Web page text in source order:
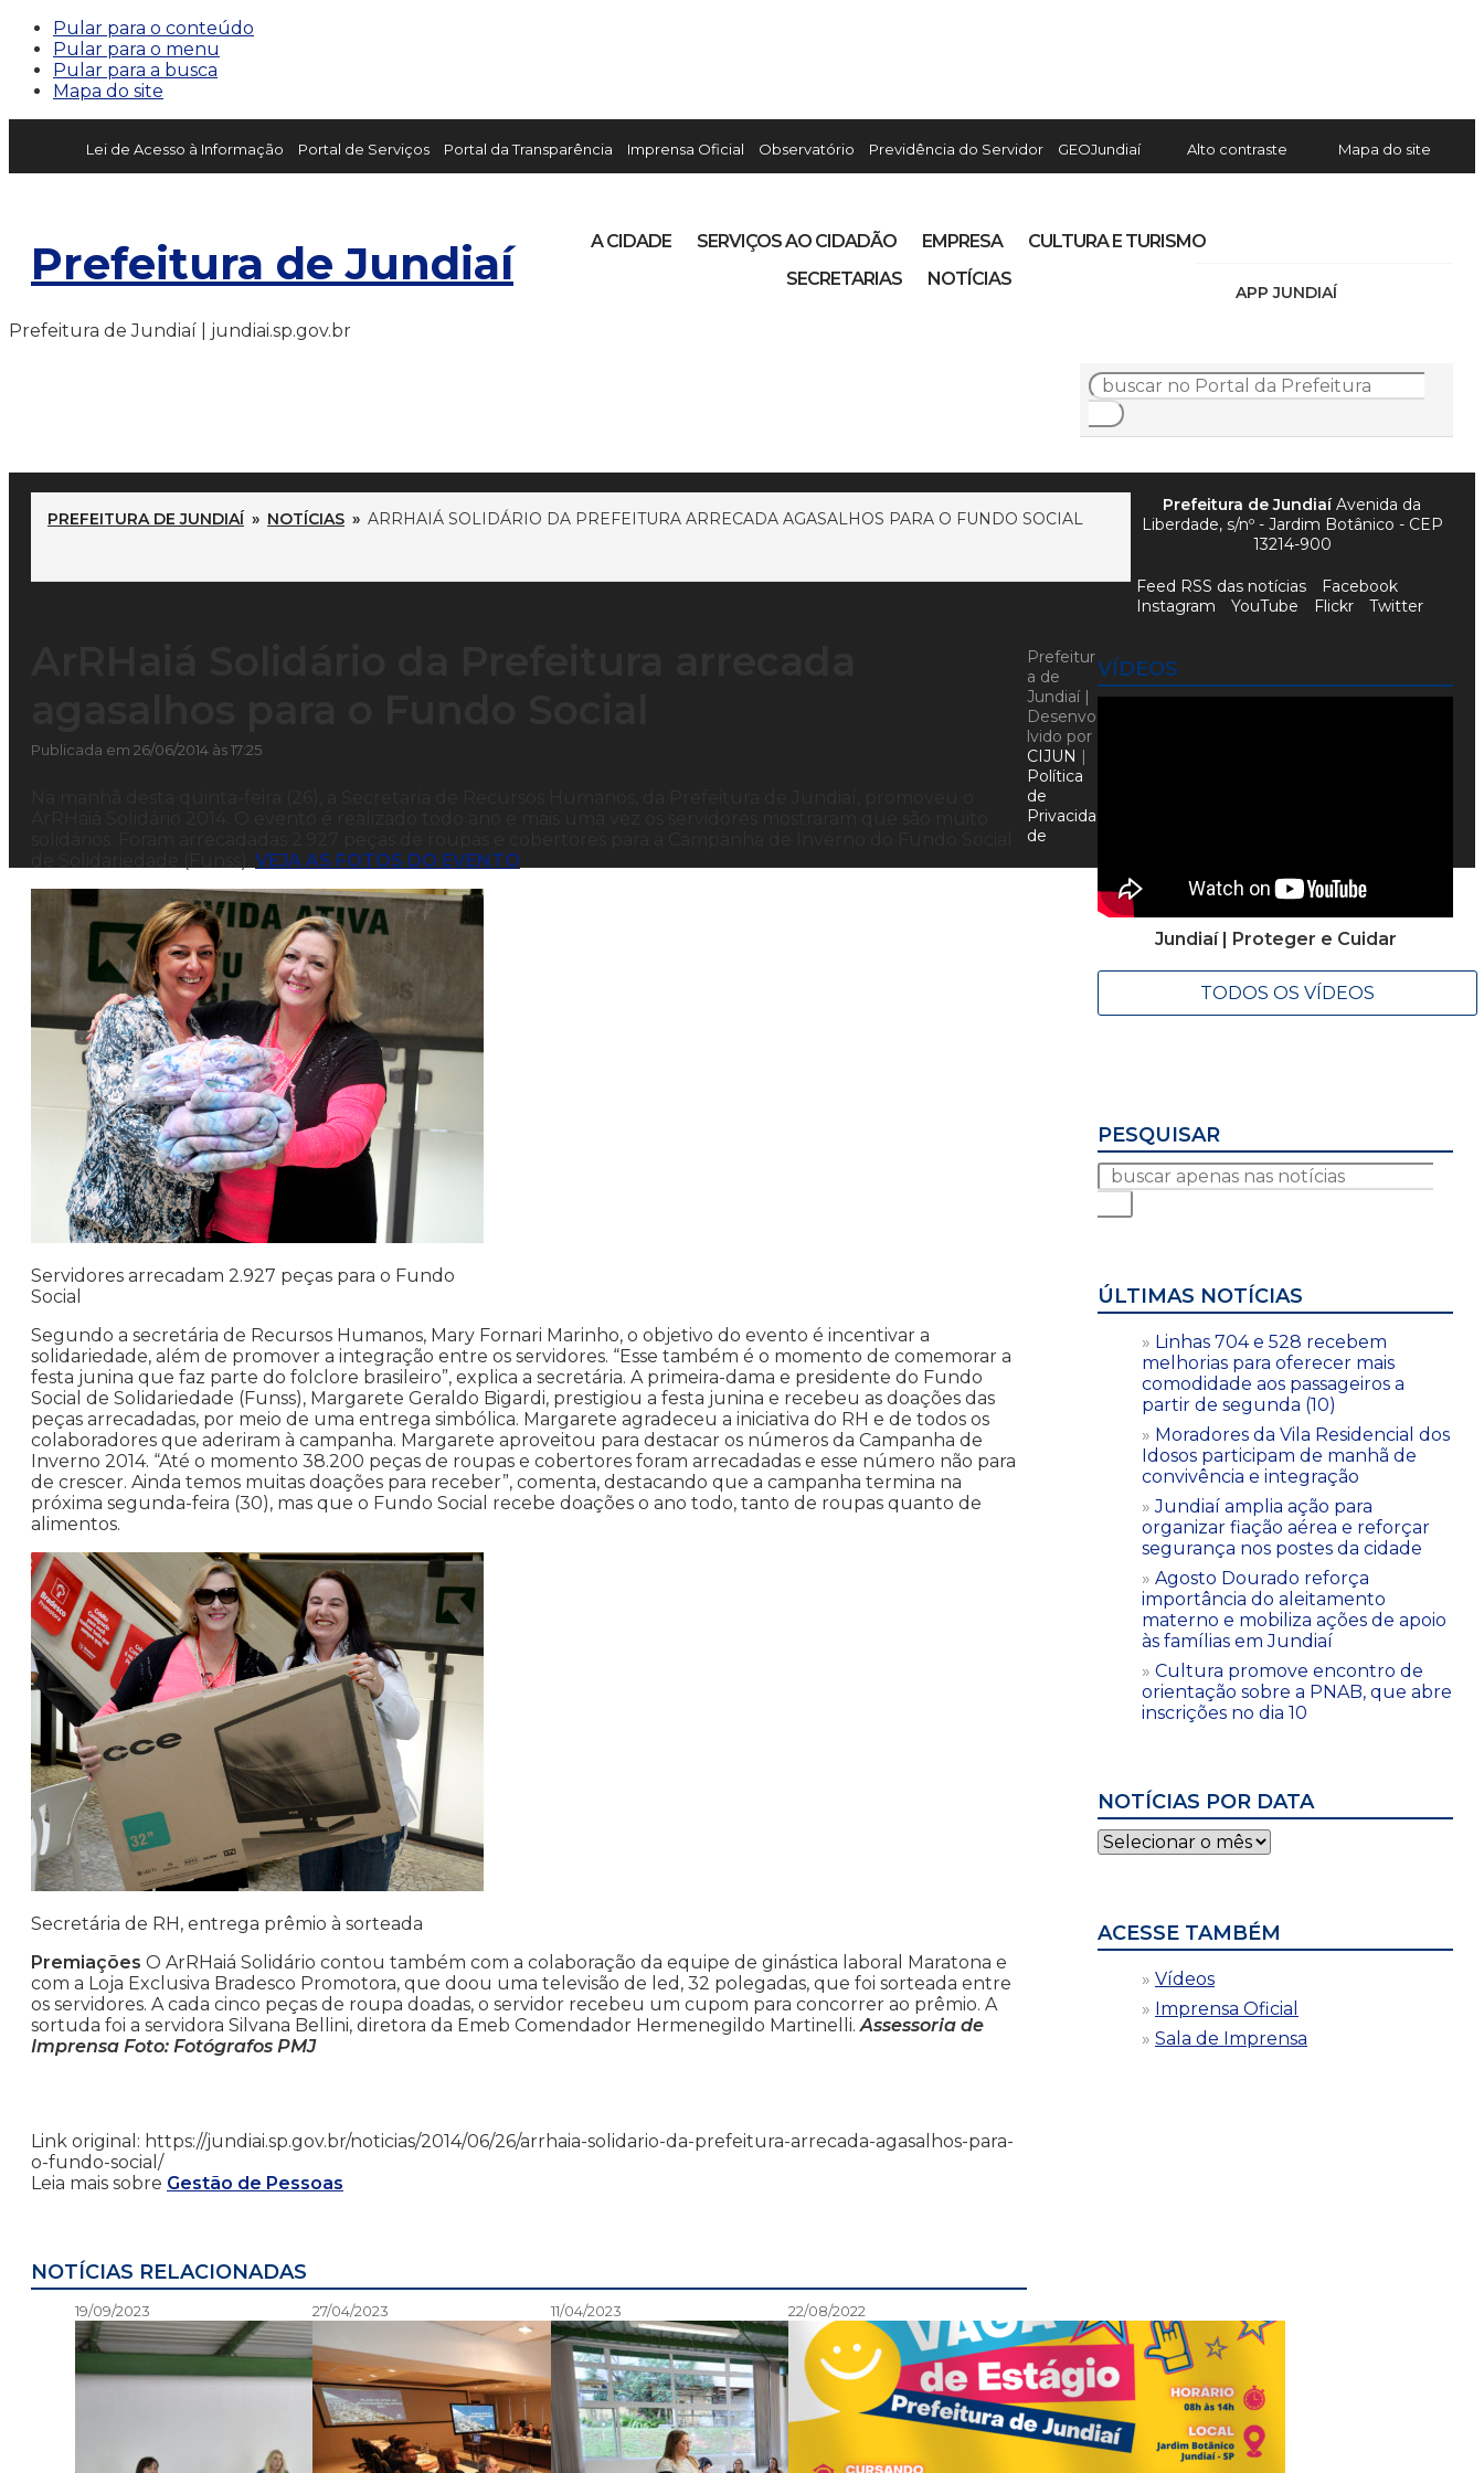
Pular para o conteúdo
Pular para o menu
Pular para a busca
Mapa do site
Lei de Acesso à Informação Portal de Serviços Portal da Transparência Imprensa Oficial Observatório Previdência do Servidor GEOJundiaí Alto contraste Mapa do site
Prefeitura de Jundiaí
APP JUNDIAÍ
A CIDADE SERVIÇOS AO CIDADÃO EMPRESA
CULTURA E TURISMO
SECRETARIAS
NOTÍCIAS
Prefeitura de Jundiaí | jundiai.sp.gov.br
PREFEITURA DE JUNDIAÍ » NOTÍCIAS » ARRHAIÁ SOLIDÁRIO DA PREFEITURA ARRECADA AGASALHOS PARA O FUNDO SOCIAL
Publicada em 26/06/2014 às 17:25
VEJA AS FOTOS DO EVENTO
Servidores arrecadam 2.927 peças para o Fundo
Social
Segundo a secretária de Recursos Humanos, Mary Fornari Marinho, o objetivo do evento é incentivar a
solidariedade, além de promover a integração entre os servidores. “Esse também é o momento de comemorar a
festa junina que faz parte do folclore brasileiro”, explica a secretária. A primeira-dama e presidente do Fundo
Social de Solidariedade (Funss), Margarete Geraldo Bigardi, prestigiou a festa junina e recebeu as doações das
peças arrecadadas, por meio de uma entrega simbólica. Margarete agradeceu a iniciativa do RH e de todos os
colaboradores que aderiram à campanha. Margarete aproveitou para destacar os números da Campanha de
Inverno 2014. “Até o momento 38.200 peças de roupas e cobertores foram arrecadadas e esse número não para
de crescer. Ainda temos muitas doações para receber”, comenta, destacando que a campanha termina na
próxima segunda-feira (30), mas que o Fundo Social recebe doações o ano todo, tanto de roupas quanto de
alimentos.
Secretária de RH, entrega prêmio à sorteada
Premiações O ArRHaiá Solidário contou também com a colaboração da equipe de ginástica laboral Maratona e
com a Loja Exclusiva Bradesco Promotora, que doou uma televisão de led, 32 polegadas, que foi sorteada entre
os servidores. A cada cinco peças de roupa doadas, o servidor recebeu um cupom para concorrer ao prêmio. A
sortuda foi a servidora Silvana Bellini, diretora da Emeb Comendador Hermenegildo Martinelli.Assessoria de
Imprensa Foto: Fotógrafos PMJ
Link original: https://jundiai.sp.gov.br/noticias/2014/06/26/arrhaia-solidario-da-prefeitura-arrecada-agasalhos-para-
o-fundo-social/
Leia mais sobre Gestão de Pessoas
NOTÍCIAS RELACIONADAS
19/09/2023 27/04/2023 11/04/2023 22/08/2022
VÍDEOS
Jundiaí | Proteger e Cuidar
TODOS OS VÍDEOS
PESQUISAR
ÚLTIMAS NOTÍCIAS
Linhas 704 e 528 recebem
melhorias para oferecer mais
comodidade aos passageiros a
partir de segunda (10)
Moradores da Vila Residencial dos
Idosos participam de manhã de
convivência e integração
Jundiaí amplia ação para
organizar fiação aérea e reforçar
segurança nos postes da cidade
Agosto Dourado reforça
importância do aleitamento
materno e mobiliza ações de apoio
às famílias em Jundiaí
Cultura promove encontro de
orientação sobre a PNAB, que abre
inscrições no dia 10
NOTÍCIAS POR DATA
Notícias
por
ACESSE TAMBÉM
Vídeos
Imprensa Oficial
Sala de Imprensa
Prefeitura de JundiaíAvenida da
Liberdade, s/nº - Jardim Botânico - CEP
13214-900
Feed RSS das notícias
Facebook
Instagram
YouTube Flickr Twitter
Prefeitur
a de
Jundiaí |
Desenvo
lvido por
CIJUN |
Política
de
Privacida
de